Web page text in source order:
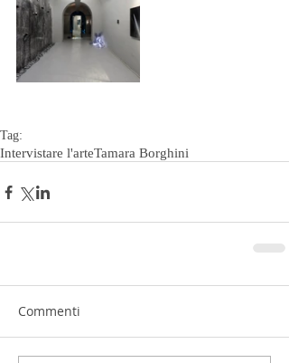
Tag:
Intervistare l'arteTamara Borghini
Commenti